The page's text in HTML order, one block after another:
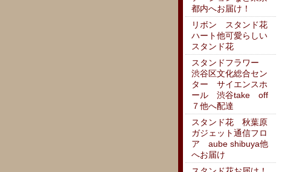
都内へお届け！
リボン スタンド花
ハート他可愛らしい
スタンド花
スタンドフラワー
渋谷区文化総合セン
ター サイエンスホ
ール 渋谷take off
７他へ配達
スタンド花 秋葉原
ガジェット通信フロ
ア aube shibuya他
へお届け